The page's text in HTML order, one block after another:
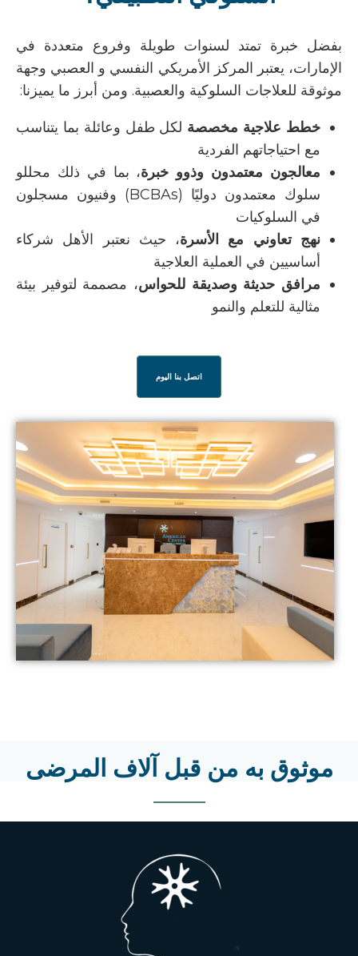
بفضل خبرة تمتد لسنوات طويلة وفروع متعددة في
الإمارات، يعتبر المركز الأمريكي النفسي و العصبي وجهة
موثوقة للعلاجات السلوكية والعصبية. ومن أبرز ما يميزنا:
خطط علاجية مخصصة لكل طفل وعائلة بما يتناسب
مع احتياجاتهم الفردية
معالجون معتمدون وذوو خبرة، بما في ذلك محللو
سلوك معتمدون دوليًا (BCBAs) وفنيون مسجلون
في السلوكيات
نهج تعاوني مع الأسرة، حيث نعتبر الأهل شركاء
أساسيين في العملية العلاجية
مرافق حديثة وصديقة للحواس، مصممة لتوفير بيئة
مثالية للتعلم والنمو
اتصل بنا اليوم
موثوق به من قبل آلاف المرضى